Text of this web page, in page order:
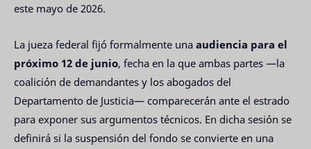
este mayo de 2026.
La jueza federal fijó formalmente una audiencia para el
próximo 12 de junio, fecha en la que ambas partes —la
coalición de demandantes y los abogados del
Departamento de Justicia— comparecerán ante el estrado
para exponer sus argumentos técnicos. En dicha sesión se
definirá si la suspensión del fondo se convierte en una